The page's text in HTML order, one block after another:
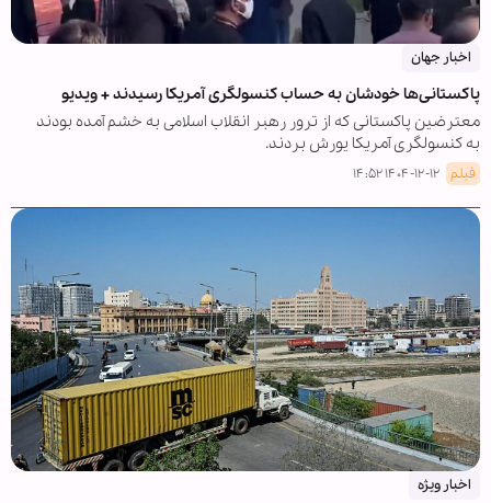
اخبار جهان
پاکستانی‌ها خودشان به حساب کنسولگری آمریکا رسیدند + ویدیو
معترضین پاکستانی که از ترور رهبر انقلاب اسلامی به خشم آمده بودند
به کنسولگری آمریکا یورش بردند.
فیلم ۱۴۰۴-۱۲-۱۲ ۱۴:۵۲
اخبار ویژه